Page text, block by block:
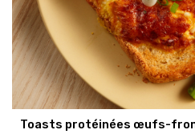
Toasts protéinées œufs-